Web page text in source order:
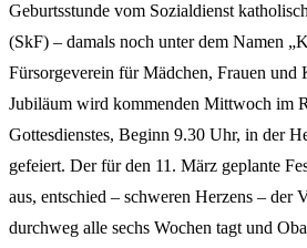
Geburtsstunde vom Sozialdienst
(SkF) – damals noch unter dem Namen
Fürsorgeverein für Mädchen, Frauen und
Jubiläum wird kommenden Mittwoch im
Gottesdienstes, Beginn 9.30 Uhr, in der
gefeiert. Der für den 11. März geplante
aus, entschied – schweren Herzens – der
durchweg alle sechs Wochen tagt und